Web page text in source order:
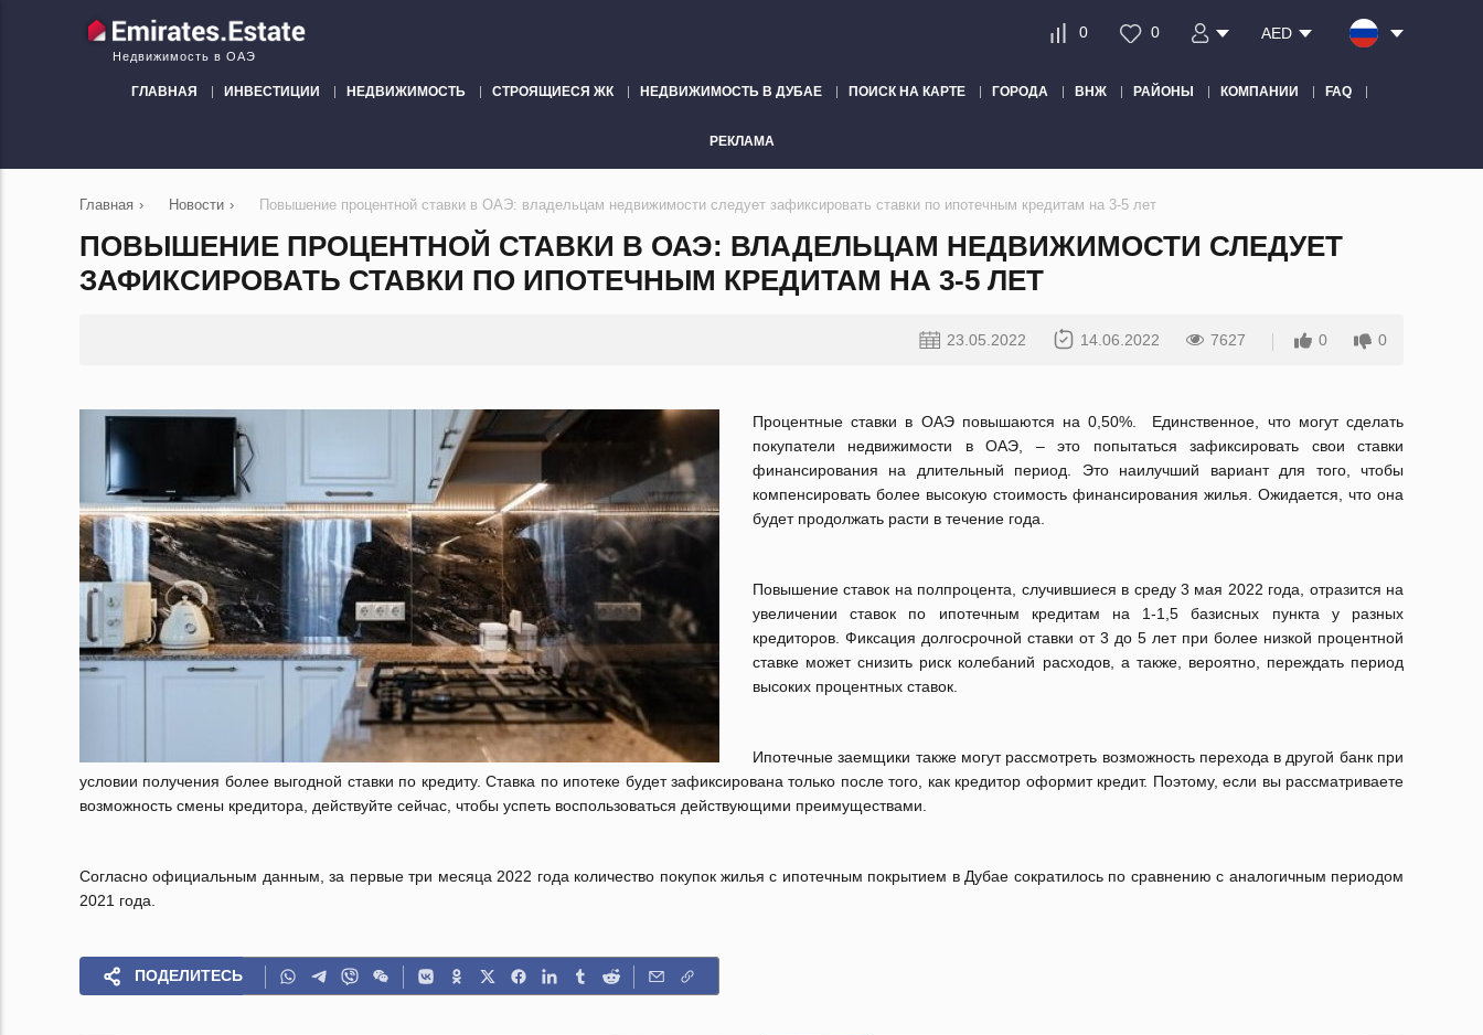
Недвижимость в ОАЭ
0 0 AED
ГЛАВНАЯ ИНВЕСТИЦИИ НЕДВИЖИМОСТЬ СТРОЯЩИЕСЯ ЖК НЕДВИЖИМОСТЬ В ДУБАЕ ПОИСК НА КАРТЕ ГОРОДА ВНЖ РАЙОНЫ КОМПАНИИ FAQ
РЕКЛАМА
Главная › Новости › Повышение процентной ставки в ОАЭ: владельцам недвижимости следует зафиксировать ставки по ипотечным кредитам на 3-5 лет
ПОВЫШЕНИЕ ПРОЦЕНТНОЙ СТАВКИ В ОАЭ: ВЛАДЕЛЬЦАМ НЕДВИЖИМОСТИ СЛЕДУЕТ
ЗАФИКСИРОВАТЬ СТАВКИ ПО ИПОТЕЧНЫМ КРЕДИТАМ НА 3-5 ЛЕТ
23.05.2022 14.06.2022 7627 0 0
Процентные ставки в ОАЭ повышаются на 0,50%. Единственное, что могут сделать
покупатели недвижимости в ОАЭ, – это попытаться зафиксировать свои ставки
финансирования на длительный период. Это наилучший вариант для того, чтобы
компенсировать более высокую стоимость финансирования жилья. Ожидается, что она
будет продолжать расти в течение года.
Повышение ставок на полпроцента, случившиеся в среду 3 мая 2022 года, отразится на
увеличении ставок по ипотечным кредитам на 1-1,5 базисных пункта у разных
кредиторов. Фиксация долгосрочной ставки от 3 до 5 лет при более низкой процентной
ставке может снизить риск колебаний расходов, а также, вероятно, переждать период
высоких процентных ставок.
Ипотечные заемщики также могут рассмотреть возможность перехода в другой банк при
условии получения более выгодной ставки по кредиту. Ставка по ипотеке будет зафиксирована только после того, как кредитор оформит кредит. Поэтому, если вы рассматриваете
возможность смены кредитора, действуйте сейчас, чтобы успеть воспользоваться действующими преимуществами.
Согласно официальным данным, за первые три месяца 2022 года количество покупок жилья с ипотечным покрытием в Дубае сократилось по сравнению с аналогичным периодом
2021 года.
ПОДЕЛИТЕСЬ